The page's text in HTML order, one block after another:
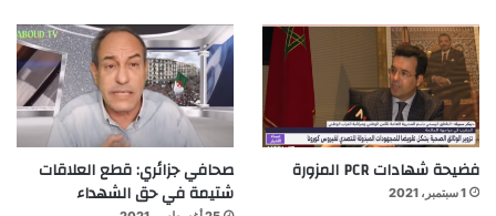
فضيحة شهادات PCR المزورة
1 سبتمبر، 2021
صحافي جزائري: قطع العلاقات
شتيمة في حق الشهداء